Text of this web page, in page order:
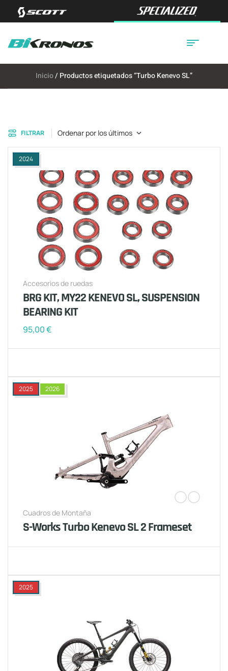
Inicio/ Productos etiquetados “Turbo Kenevo SL”
FILTRAR Ordenar por los últimos
2024
Accesorios de ruedas
BRG KIT, MY22 KENEVO SL, SUSPENSION
BEARING KIT
95,00€
2025 2026
Cuadros de Montaña
S-Works Turbo Kenevo SL 2 Frameset
2025